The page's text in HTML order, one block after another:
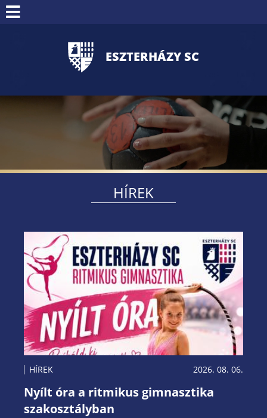
ESZTERHÁZY SC
HÍREK
HÍREK 2026. 08. 06.
Nyílt óra a ritmikus gimnasztika
szakosztályban